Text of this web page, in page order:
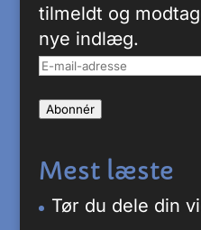
tilmeldt og
nye indlæg.
E-
adresse
Abonnér
Mest læste
Tør du dele din